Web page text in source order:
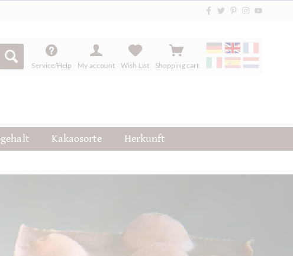
Service/Help My account Wish List Shopping cart
Kakaosorte Herkunft